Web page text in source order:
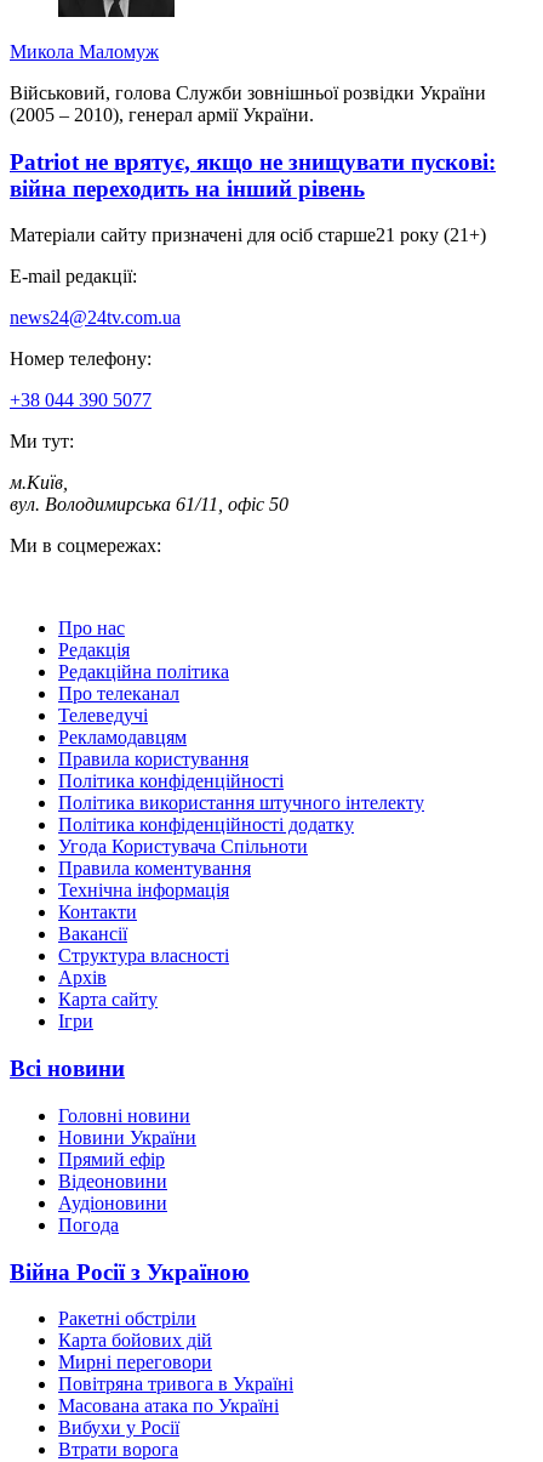
Микола Маломуж
Військовий, голова Служби зовнішньої розвідки України
(2005 – 2010), генерал армії України.
Patriot не врятує, якщо не знищувати пускові:
війна переходить на інший рівень
Матеріали сайту призначені для осіб старше21 року (21+)
E-mail редакції:
news24@24tv.com.ua
Номер телефону:
+38 044 390 5077
Ми тут:
м.Київ
вул. Володимирська 61/11, офіс 50
Ми в соцмережах:
Про нас
Редакція
Редакційна політика
Про телеканал
Телеведучі
Рекламодавцям
Правила користування
Політика конфіденційності
Політика використання штучного інтелекту
Політика конфіденційності додатку
Угода Користувача Спільноти
Правила коментування
Технічна інформація
Контакти
Вакансії
Структура власності
Архів
Карта сайту
Ігри
Всі новини
Головні новини
Новини України
Прямий ефір
Відеоновини
Аудіоновини
Погода
Війна Росії з Україною
Ракетні обстріли
Карта бойових дій
Мирні переговори
Повітряна тривога в Україні
Масована атака по Україні
Вибухи у Росії
Втрати ворога